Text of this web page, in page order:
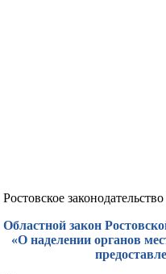
Ростовское законодательство
Областной закон
«О наделении органов